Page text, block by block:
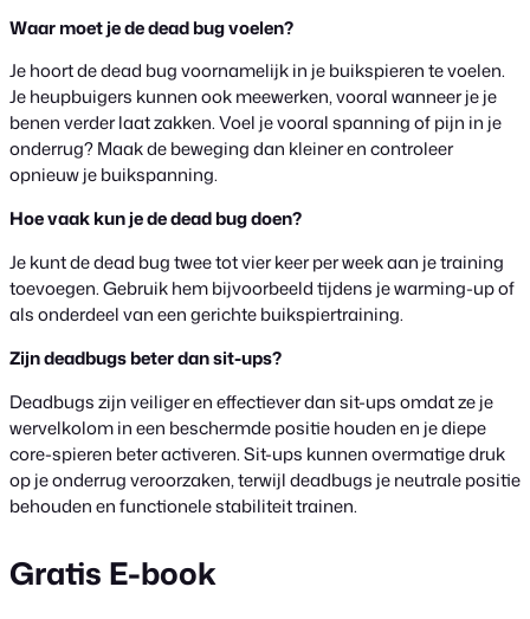
Waar moet je de dead bug voelen?
Je hoort de dead bug voornamelijk in je buikspieren te voelen.
Je heupbuigers kunnen ook meewerken, vooral wanneer je je
benen verder laat zakken. Voel je vooral spanning of pijn in je
onderrug? Maak de beweging dan kleiner en controleer
opnieuw je buikspanning.
Hoe vaak kun je de dead bug doen?
Je kunt de dead bug twee tot vier keer per week aan je training
toevoegen. Gebruik hem bijvoorbeeld tijdens je warming-up of
als onderdeel van een gerichte buikspiertraining.
Zijn deadbugs beter dan sit-ups?
Deadbugs zijn veiliger en effectiever dan sit-ups omdat ze je
wervelkolom in een beschermde positie houden en je diepe
core-spieren beter activeren. Sit-ups kunnen overmatige druk
op je onderrug veroorzaken, terwijl deadbugs je neutrale positie
behouden en functionele stabiliteit trainen.
Gratis E-book